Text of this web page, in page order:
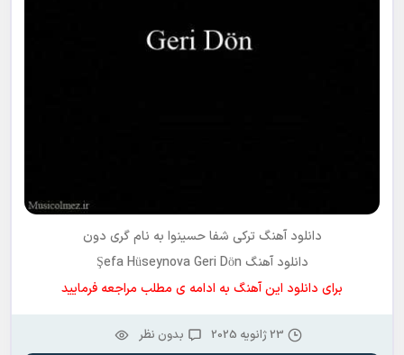
دانلود آهنگ ترکی شفا حسینوا به نامگری دون
دانلود آهنگ Şefa Hüseynova Geri Dön
برای دانلود این آهنگ به ادامه ی مطلب مراجعه فرمایید
23 ژانویه 2025 بدون نظر